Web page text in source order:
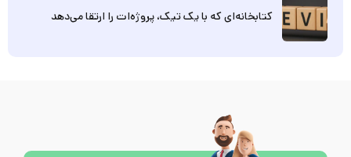
کتابخانه‌ای که با یک تیک، پروژه‌ات را ارتقا می‌دهد